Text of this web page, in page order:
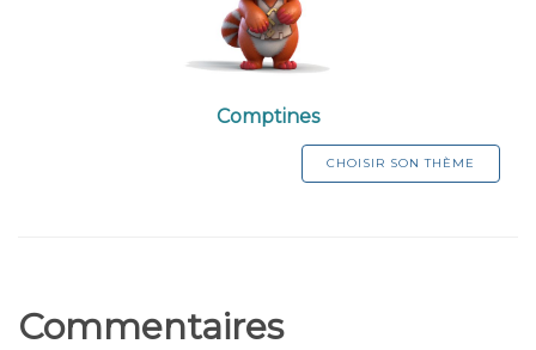
Comptines
CHOISIR SON THÈME
Commentaires